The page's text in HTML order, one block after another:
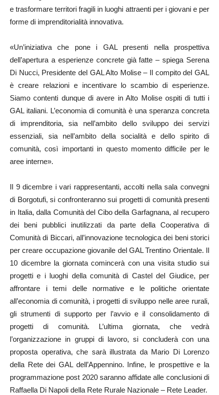
e trasformare territori fragili in luoghi attraenti per i giovani e per
forme di imprenditorialità innovativa.
«Un’iniziativa che pone i GAL presenti nella prospettiva
dell’apertura a esperienze concrete già fatte – spiega Serena
Di Nucci, Presidente del GAL Alto Molise – Il compito del GAL
è creare relazioni e incentivare lo scambio di esperienze.
Siamo contenti dunque di avere in Alto Molise ospiti di tutti i
GAL italiani. L’economia di comunità è una speranza concreta
di imprenditoria, sia nell’ambito dello sviluppo dei servizi
essenziali, sia nell’ambito della socialità e dello spirito di
comunità, così importanti in questo momento difficile per le
aree interne».
Il 9 dicembre i vari rappresentanti, accolti nella sala convegni
di Borgotufi, si confronteranno sui progetti di comunità presenti
in Italia, dalla Comunità del Cibo della Garfagnana, al recupero
dei beni pubblici inutilizzati da parte della Cooperativa di
Comunità di Biccari, all’innovazione tecnologica dei beni storici
per creare occupazione giovanile del GAL Trentino Orientale. Il
10 dicembre la giornata comincerà con una visita studio sui
progetti e i luoghi della comunità di Castel del Giudice, per
affrontare i temi delle normative e le politiche orientate
all’economia di comunità, i progetti di sviluppo nelle aree rurali,
gli strumenti di supporto per l’avvio e il consolidamento di
progetti di comunità. L’ultima giornata, che vedrà
l’organizzazione in gruppi di lavoro, si concluderà con una
proposta operativa, che sarà illustrata da Mario Di Lorenzo
della Rete dei GAL dell’Appennino. Infine, le prospettive e la
programmazione post 2020 saranno affidate alle conclusioni di
Raffaella Di Napoli della Rete Rurale Nazionale – Rete Leader.